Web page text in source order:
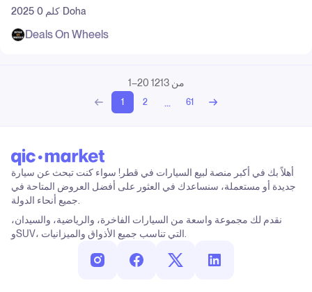
2025 0 كلم Doha
Deals On Wheels
1–20 من 1213
1 2 ... 61
أهلاً بك في أكبر منصة لبيع السيارات في قطر! سواء كنت تبحث عن سيارة
جديدة أو مستعملة، سنساعدك في العثور على أفضل العروض المتاحة في
نقدم لك مجموعة واسعة من السيارات الفاخرة، والرياضية، والسيدان،